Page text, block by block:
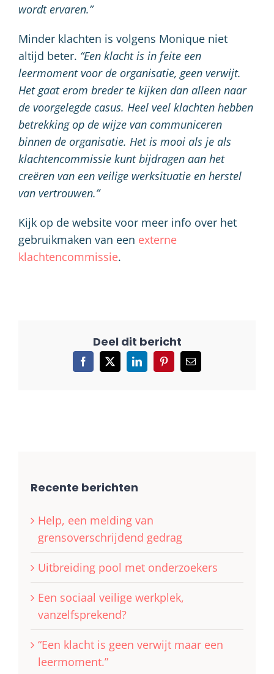
wordt ervaren.”
Minder klachten is volgens Monique niet
altijd beter. “Een klacht is in feite een
leermoment voor de organisatie, geen verwijt.
Het gaat erom breder te kijken dan alleen naar
de voorgelegde casus. Heel veel klachten hebben
betrekking op de wijze van communiceren
binnen de organisatie. Het is mooi als je als
klachtencommissie kunt bijdragen aan het
creëren van een veilige werksituatie en herstel
van vertrouwen.”
Kijk op de website voor meer info over het
gebruikmaken van een externe
klachtencommissie.
Facebook
X LinkedInPinterest
E-
mail
Recente berichten
Help, een melding van
grensoverschrijdend gedrag
Uitbreiding pool met onderzoekers
Een sociaal veilige werkplek,
vanzelfsprekend?
“Een klacht is geen verwijt maar een
leermoment.”